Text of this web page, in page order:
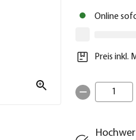
Online
Preis inkl.
1